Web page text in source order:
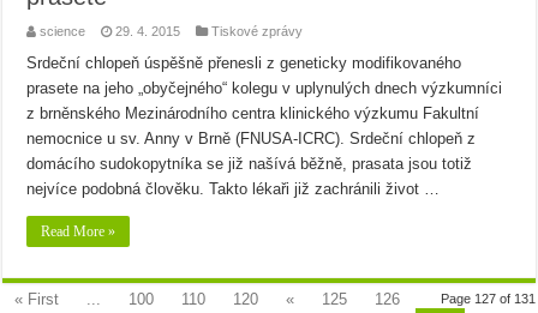
science 29. 4. 2015 Tiskové zprávy
Srdeční chlopeň úspěšně přenesli z geneticky modifikovaného
prasete na jeho „obyčejného“ kolegu v uplynulých dnech výzkumníci
z brněnského Mezinárodního centra klinického výzkumu Fakultní
nemocnice u sv. Anny v Brně (FNUSA-ICRC). Srdeční chlopeň z
domácího sudokopytníka se již našívá běžně, prasata jsou totiž
nejvíce podobná člověku. Takto lékaři již zachránili život …
Read More »
Page 127 of 131
« First ... 100 110 120 « 125 126